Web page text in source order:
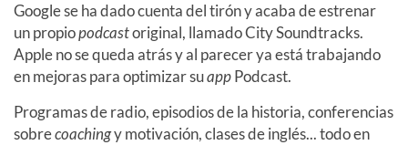
Google se ha dado cuenta del tirón y acaba de estrenar
un propiopodcastoriginal, llamado City Soundtracks.
Apple no se queda atrás y al parecer ya está trabajando
en mejoras para optimizar suappPodcast.
Programas de radio, episodios de la historia, conferencias
sobrecoachingy motivación, clases de inglés... todo en